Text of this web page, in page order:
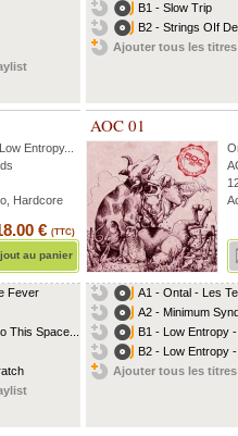
B1 - Slow Trip
B2 - Strings OIf
Ajouter tous les
Low Entropy...
Hardcore
€ (TTC)
au panier
Fever
This Space...
AOC 01
A1 - Ontal - Les
A2 - Minimum
B1 - Low Entropy
B2 - Low Entropy
Ajouter tous les